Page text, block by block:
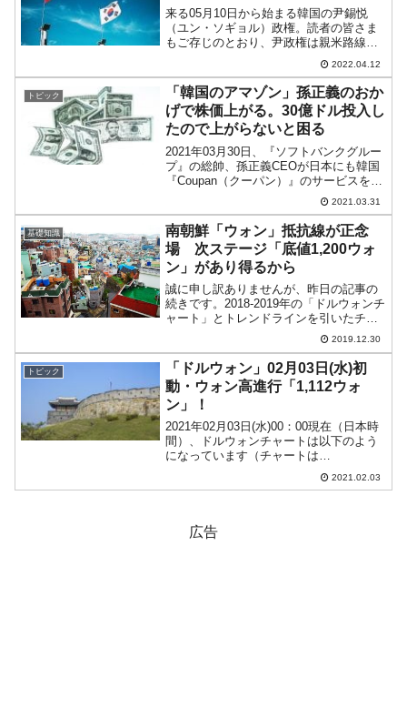
来る05月10日から始まる韓国の尹錫悦
（ユン・ソギョル）政権。読者の皆さま
もご存じのとおり、尹政権は親米路線を
取ります。先にご紹介したとおり、すで
に朴振（パク・ジン）議員率いる「米韓
政策協議代表団」が地ならしにアメリカ
合衆国を訪問。根回しを...
2022.04.12
トピック
「韓国のアマゾン」孫正義のおか
げで株価上がる。30億ドル投入し
たので上がらないと困る
2021年03月30日、『ソフトバンクグルー
プ』の総帥、孫正義CEOが日本にも韓国
『Coupan（クーパン）』のサービスを導
入する可能性がある、と発表しました。
『LINE』の問題で日本が疑心暗鬼になっ
ているところに、「韓国のAmazon」と...
2021.03.31
基礎知識
南朝鮮「ウォン」抵抗線が正念
場 次ステージ「底値1,200ウォ
ン」があり得るから
誠に申し訳ありませんが、昨日の記事の
続きです。2018-2019年の「ドルウォンチ
ャート」とトレンドラインを引いたチャ
ートをご覧ください（チャートは
『Investing.com』より引用：以下同）。
「レンジ相場①」「レンジ相場②」「ヘ
ッド＆...
2019.12.30
トピック
「ドルウォン」02月03日(水)初
動・ウォン高進行「1,112ウォ
ン」！
2021年02月03日(水)00：00現在（日本時
間）、ドルウォンチャートは以下のよう
になっています（チャートは
『Investing.com』より引用：以下同）。
本日も陰線でウォン高方向へ進行してい
2021.02.03
広告